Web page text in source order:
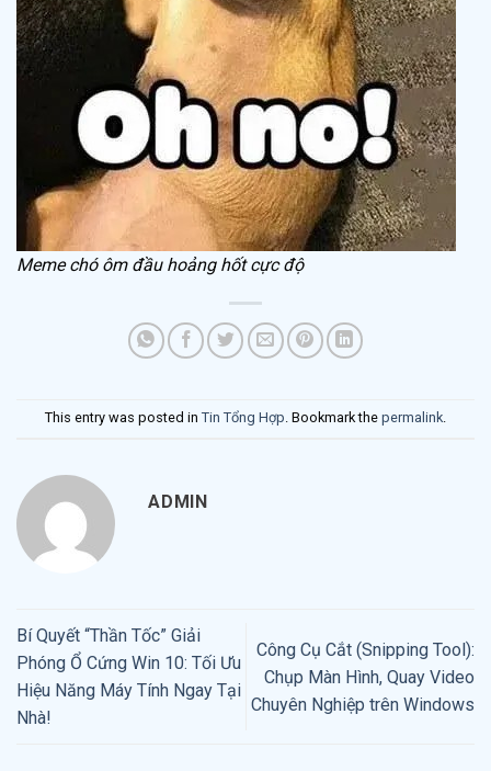
Meme chó ôm đầu hoảng hốt cực độ
This entry was posted in Tin Tổng Hợp. Bookmark the permalink.
ADMIN
Bí Quyết “Thần Tốc” Giải
Phóng Ổ Cứng Win 10: Tối Ưu
Hiệu Năng Máy Tính Ngay Tại
Nhà!
Công Cụ Cắt (Snipping Tool):
Chụp Màn Hình, Quay Video
Chuyên Nghiệp trên Windows